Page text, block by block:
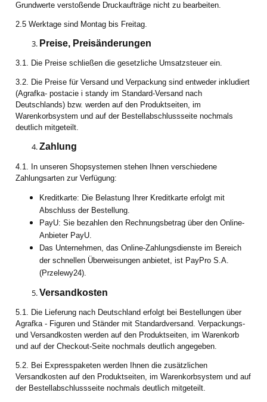
Grundwerte verstoßende Druckaufträge nicht zu bearbeiten.
2.5 Werktage sind Montag bis Freitag.
Preise, Preisänderungen
3.1. Die Preise schließen die gesetzliche Umsatzsteuer ein.
3.2. Die Preise für Versand und Verpackung sind entweder inkludiert
(Agrafka- postacie i standy im Standard-Versand nach
Deutschlands) bzw. werden auf den Produktseiten, im
Warenkorbsystem und auf der Bestellabschlussseite nochmals
deutlich mitgeteilt.
Zahlung
4.1. In unseren Shopsystemen stehen Ihnen verschiedene
Zahlungsarten zur Verfügung:
Kreditkarte: Die Belastung Ihrer Kreditkarte erfolgt mit
Abschluss der Bestellung.
PayU: Sie bezahlen den Rechnungsbetrag über den Online-
Anbieter PayU.
Das Unternehmen, das Online-Zahlungsdienste im Bereich
der schnellen Überweisungen anbietet, ist PayPro S.A.
(Przelewy24).
Versandkosten
5.1. Die Lieferung nach Deutschland erfolgt bei Bestellungen über
Agrafka - Figuren und Ständer mit Standardversand. Verpackungs-
und Versandkosten werden auf den Produktseiten, im Warenkorb
und auf der Checkout-Seite nochmals deutlich angegeben.
5.2. Bei Expresspaketen werden Ihnen die zusätzlichen
Versandkosten auf den Produktseiten, im Warenkorbsystem und auf
der Bestellabschlussseite nochmals deutlich mitgeteilt.